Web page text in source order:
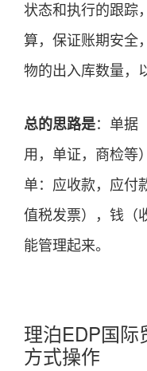
状态和执行的跟踪
算，保证账期安全
物的出入库数量，
总的思路是：单据
用，单证，商检等
单：应收款，应付
值税发票），钱（
能管理起来。
理泊EDP国
方式操作